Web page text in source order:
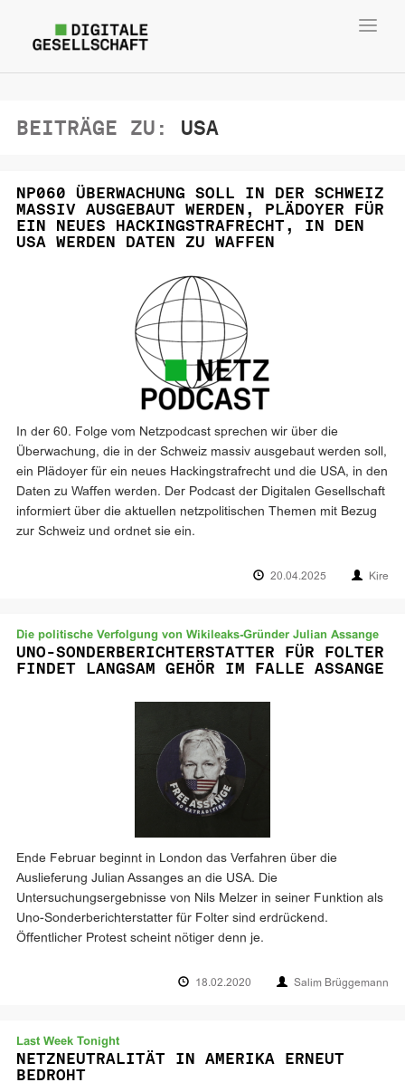
BEITRÄGE ZU: USA
NP060 ÜBERWACHUNG SOLL IN DER SCHWEIZ
MASSIV AUSGEBAUT WERDEN, PLÄDOYER FÜR
EIN NEUES HACKINGSTRAFRECHT, IN DEN
USA WERDEN DATEN ZU WAFFEN
In der 60. Folge vom Netzpodcast sprechen wir über die
Überwachung, die in der Schweiz massiv ausgebaut werden soll,
ein Plädoyer für ein neues Hackingstrafrecht und die USA, in den
Daten zu Waffen werden. Der Podcast der Digitalen Gesellschaft
informiert über die aktuellen netzpolitischen Themen mit Bezug
zur Schweiz und ordnet sie ein.
20.04.2025 Kire
Die politische Verfolgung von Wikileaks-Gründer Julian Assange
UNO-SONDERBERICHTERSTATTER FÜR FOLTER
FINDET LANGSAM GEHÖR IM FALLE ASSANGE
Ende Februar beginnt in London das Verfahren über die
Auslieferung Julian Assanges an die USA. Die
Untersuchungsergebnisse von Nils Melzer in seiner Funktion als
Uno-Sonderberichterstatter für Folter sind erdrückend.
Öffentlicher Protest scheint nötiger denn je.
18.02.2020 Salim Brüggemann
Last Week Tonight
NETZNEUTRALITÄT IN AMERIKA ERNEUT
BEDROHT